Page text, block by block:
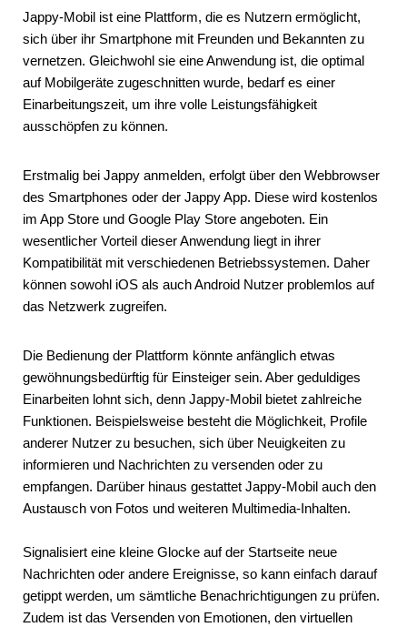
Jappy-Mobil ist eine Plattform, die es Nutzern ermöglicht,
sich über ihr Smartphone mit Freunden und Bekannten zu
vernetzen. Gleichwohl sie eine Anwendung ist, die optimal
auf Mobilgeräte zugeschnitten wurde, bedarf es einer
Einarbeitungszeit, um ihre volle Leistungsfähigkeit
ausschöpfen zu können.
Erstmalig bei Jappy anmelden, erfolgt über den Webbrowser
des Smartphones oder der Jappy App. Diese wird kostenlos
im App Store und Google Play Store angeboten. Ein
wesentlicher Vorteil dieser Anwendung liegt in ihrer
Kompatibilität mit verschiedenen Betriebssystemen. Daher
können sowohl iOS als auch Android Nutzer problemlos auf
das Netzwerk zugreifen.
Die Bedienung der Plattform könnte anfänglich etwas
gewöhnungsbedürftig für Einsteiger sein. Aber geduldiges
Einarbeiten lohnt sich, denn Jappy-Mobil bietet zahlreiche
Funktionen. Beispielsweise besteht die Möglichkeit, Profile
anderer Nutzer zu besuchen, sich über Neuigkeiten zu
informieren und Nachrichten zu versenden oder zu
empfangen. Darüber hinaus gestattet Jappy-Mobil auch den
Austausch von Fotos und weiteren Multimedia-Inhalten.
Signalisiert eine kleine Glocke auf der Startseite neue
Nachrichten oder andere Ereignisse, so kann einfach darauf
getippt werden, um sämtliche Benachrichtigungen zu prüfen.
Zudem ist das Versenden von Emotionen, den virtuellen